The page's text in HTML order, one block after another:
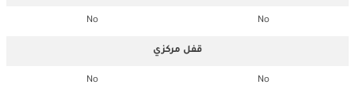
No
No
قفل مركزي
No
No